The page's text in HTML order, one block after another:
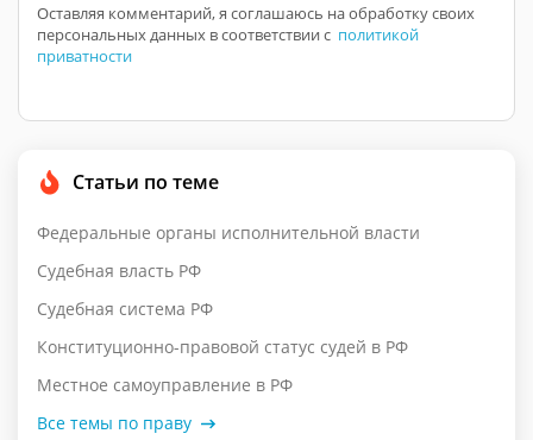
Оставляя комментарий, я соглашаюсь на обработку своих
персональных данных в соответствии с политикой
приватности
Статьи по теме
Федеральные органы исполнительной власти
Судебная власть РФ
Судебная система РФ
Конституционно-правовой статус судей в РФ
Местное самоуправление в РФ
Все темы по праву